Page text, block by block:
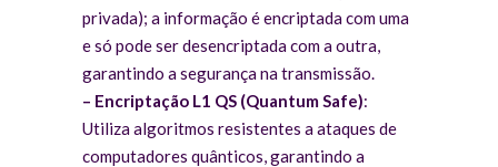
privada); a informação é encriptada com uma
e só pode ser desencriptada com a outra,
garantindo a segurança na transmissão.
– Encriptação L1 QS (Quantum Safe):
Utiliza algoritmos resistentes a ataques de
computadores quânticos, garantindo a